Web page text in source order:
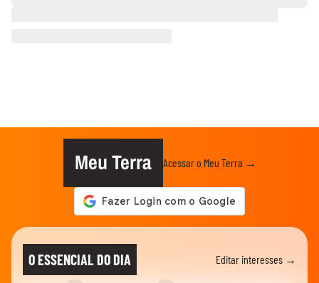
Meu Terra Acessar o Meu Terra →
O ESSENCIAL DO DIA Editar interesses →